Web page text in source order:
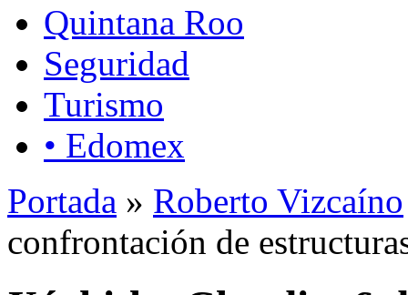
Quintana Roo
Seguridad
Turismo
• Edomex
Portada » Roberto Vizcaíno
confrontación de